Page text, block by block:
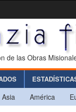
de las Obras
Asia América